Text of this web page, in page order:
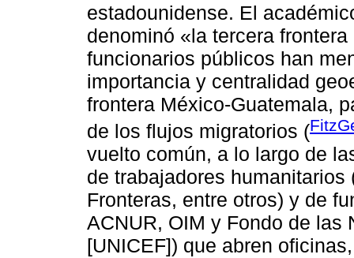
estadounidense. El
denominó «la tercera
funcionarios públicos han
importancia y centralidad
frontera México-Guatemala,
de los flujos migratorios (
vuelto común, a lo largo de
de trabajadores
Fronteras, entre otros) y de
ACNUR, OIM y Fondo de las
[UNICEF]) que abren